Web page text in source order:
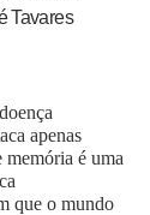
Tavares
apenas
é uma
que o mundo